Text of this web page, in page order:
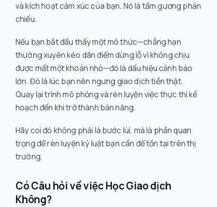
và kích hoạt cảm xúc của bạn. Nó là tấm gương phản
chiếu.
Nếu bạn bắt đầu thấy một mô thức—chẳng hạn
thường xuyên kéo dãn điểm dừng lỗ vì không chịu
được mất một khoản nhỏ—đó là dấu hiệu cảnh báo
lớn. Đó là lúc bạn nên ngưng giao dịch tiền thật.
Quay lại trình mô phỏng và rèn luyện việc thực thi kế
hoạch đến khi trở thành bản năng.
Hãy coi đó không phải là bước lùi, mà là phần quan
trọng để rèn luyện kỷ luật bạn cần để tồn tại trên thị
trường.
Có Câu hỏi về việc Học Giao dịch
Không?